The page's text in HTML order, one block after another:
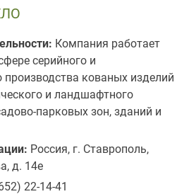
Компания работает
серийного и
производства кованых изделий
и ландшафтного
парковых зон, зданий и
Россия, г. Ставрополь,
д. 14е
22-14-41